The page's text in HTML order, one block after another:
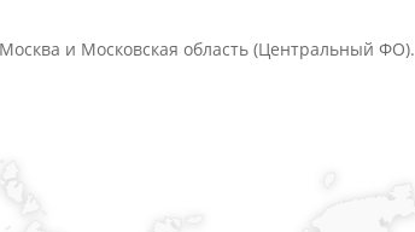
и Московская область (Центральный ФО).